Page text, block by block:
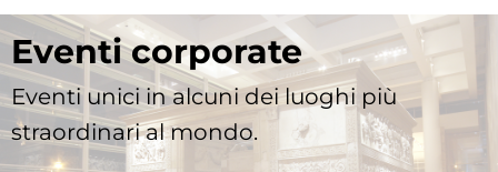
Eventi corporate
Eventi unici in alcuni dei luoghi più
straordinari al mondo.